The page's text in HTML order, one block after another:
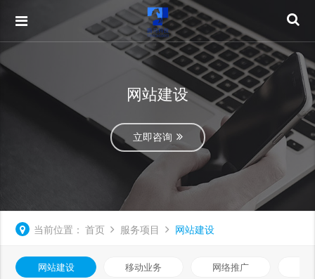
网站建设
立即咨询
当前位置： 首页 服务项目 网站建设
网站建设 移动业务 网络推广